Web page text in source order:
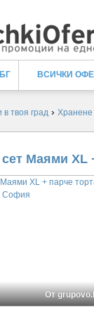
ВСИЧКИ
в твоя град › Хранене
Маями XL
От